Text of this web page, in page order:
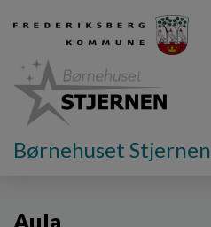
Børnehuset Stjernen
Aula
Aula